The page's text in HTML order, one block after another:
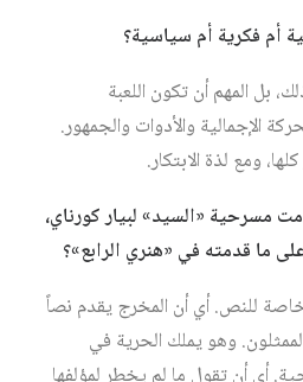
أم فكرية أم سياسية؟
بل المهم أن تكون اللعبة
الإجمالية والأدوات والجمهور.
ومع لذة الابتكار.
مسرحية «السيد» لبيار كورناي،
ما قدمته في «هنري الرابع»؟
للنص. أي أن المخرج يقدم نصاً
وهو يملك الحرية في